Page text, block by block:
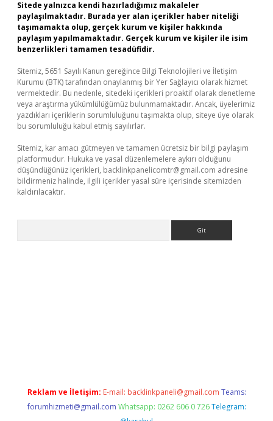
Sitede yalnızca kendi hazırladığımız makaleler
paylaşılmaktadır. Burada yer alan içerikler haber niteliği
taşımamakta olup, gerçek kurum ve kişiler hakkında
paylaşım yapılmamaktadır. Gerçek kurum ve kişiler ile isim
benzerlikleri tamamen tesadüfidir.
Sitemiz, 5651 Sayılı Kanun gereğince Bilgi Teknolojileri ve İletişim
Kurumu (BTK) tarafından onaylanmış bir Yer Sağlayıcı olarak hizmet
vermektedir. Bu nedenle, sitedeki içerikleri proaktif olarak denetleme
veya araştırma yükümlülüğümüz bulunmamaktadır. Ancak, üyelerimiz
yazdıkları içeriklerin sorumluluğunu taşımakta olup, siteye üye olarak
bu sorumluluğu kabul etmiş sayılırlar.
Sitemiz, kar amacı gütmeyen ve tamamen ücretsiz bir bilgi paylaşım
platformudur. Hukuka ve yasal düzenlemelere aykırı olduğunu
düşündüğünüz içerikleri, backlinkpanelicomtr@gmail.com adresine
bildirmeniz halinde, ilgili içerikler yasal süre içerisinde sitemizden
kaldırılacaktır.
Reklam ve İletişim: E-mail: backlinkpaneli@gmail.com Teams:
forumhizmeti@gmail.com Whatsapp: 0262 606 0 726 Telegram: